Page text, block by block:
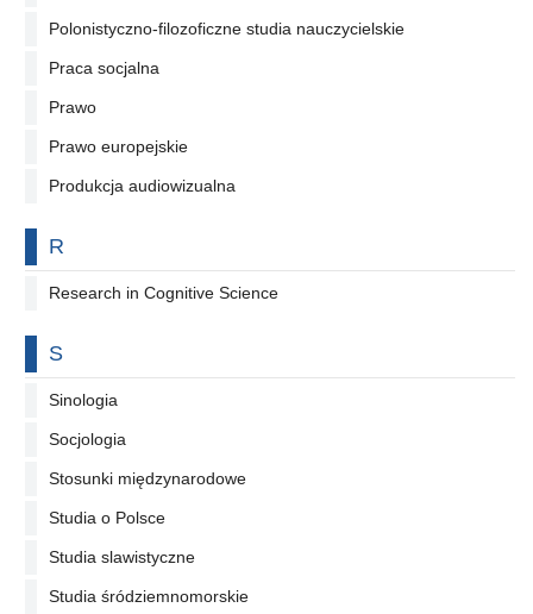
Polonistyczno-filozoficzne studia nauczycielskie
Praca socjalna
Prawo
Prawo europejskie
Produkcja audiowizualna
Na literę
R
Research in Cognitive Science
Na literę
S
Sinologia
Socjologia
Stosunki międzynarodowe
Studia o Polsce
Studia slawistyczne
Studia śródziemnomorskie